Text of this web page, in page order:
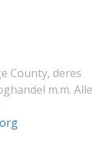
County, deres
m.m. Alle